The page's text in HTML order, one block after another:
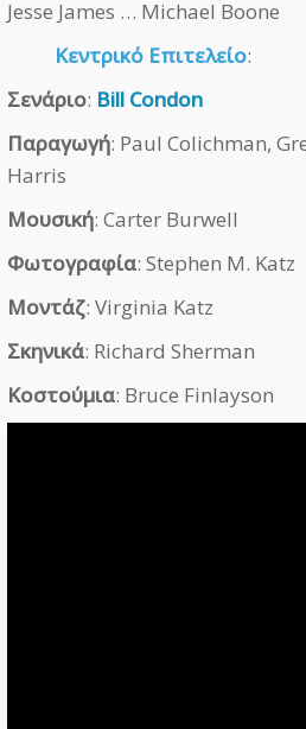
Jesse James … Michael Boone
Κεντρικό Επιτελείο:
Σενάριο: Bill Condon
Παραγωγή: Paul Colichman,
Harris
Μουσική: Carter Burwell
Φωτογραφία: Stephen M. Katz
Μοντάζ: Virginia Katz
Σκηνικά: Richard Sherman
Κοστούμια: Bruce Finlayson